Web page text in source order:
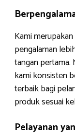
Kami merupakan
pengalaman
tangan pertama.
kami konsisten
terbaik bagi
produk sesuai
Pelayanan